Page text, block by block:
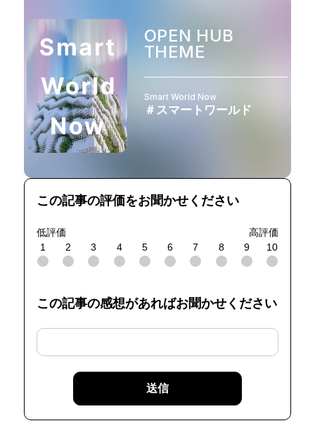
OPEN HUB
THEME
Smart World Now
＃スマートワールド
この記事の評価をお聞かせください
低評価
高評価
1
2 3 4 5 6 7 8 9 10
この記事の感想があればお聞かせください
送信